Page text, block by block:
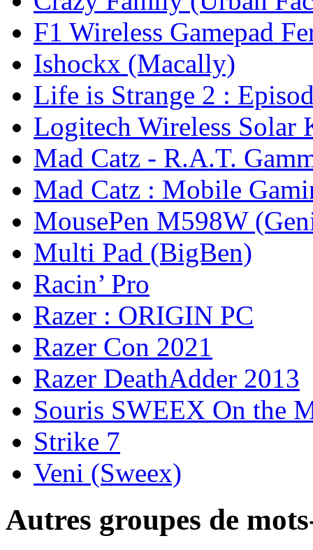
F1 Wireless Gamepad
Ishockx (Macally)
Life is Strange 2 :
Logitech Wireless Solar
Mad Catz - R.A.T.
Mad Catz : Mobile
MousePen M598W
Multi Pad (BigBen)
Racin’ Pro
Razer : ORIGIN PC
Razer Con 2021
Razer DeathAdder 2013
Souris SWEEX On the
Strike 7
Veni (Sweex)
Autres groupes de